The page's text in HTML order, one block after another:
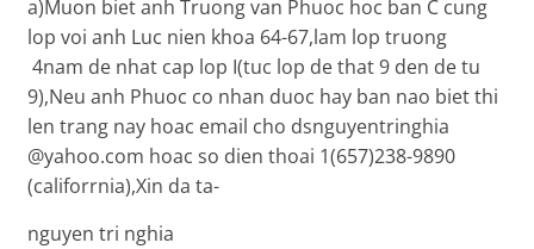
a)Muon biet anh Truong van Phuoc hoc ban C cung
lop voi anh Luc nien khoa 64-67,lam lop truong
4nam de nhat cap lop I(tuc lop de that 9 den de tu
9),Neu anh Phuoc co nhan duoc hay ban nao biet thi
len trang nay hoac email cho dsnguyentringhia
@yahoo.com hoac so dien thoai 1(657)238-9890
(califorrnia),Xin da ta-
nguyen tri nghia